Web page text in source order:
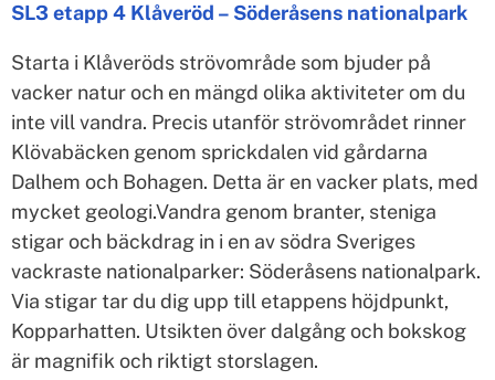
SL3 etapp 4 Klåveröd – Söderåsens nationalpark
Starta i Klåveröds strövområde som bjuder på
vacker natur och en mängd olika aktiviteter om du
inte vill vandra. Precis utanför strövområdet rinner
Klövabäcken genom sprickdalen vid gårdarna
Dalhem och Bohagen. Detta är en vacker plats, med
mycket geologi.Vandra genom branter, steniga
stigar och bäckdrag in i en av södra Sveriges
vackraste nationalparker: Söderåsens nationalpark.
Via stigar tar du dig upp till etappens höjdpunkt,
Kopparhatten. Utsikten över dalgång och bokskog
är magnifik och riktigt storslagen.